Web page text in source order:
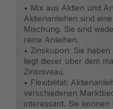
• Mix aus Aktien und
Aktienanleihen sind
Mischung. Sie sind
reine Anleihen.
• Zinskupon: Sie
liegt dieser über dem
Zinsniveau.
• Flexibilität:
verschiedenen
interessant. Sie